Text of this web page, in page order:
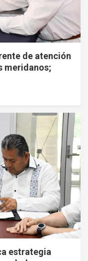
de atención
meridanos;
estrategia